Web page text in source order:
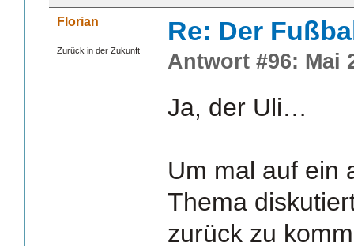
Florian
Zurück in der Zukunft
Re: Der
Antwort #96: Mai
Ja, der Uli…
Um mal auf ein
Thema
zurück zu